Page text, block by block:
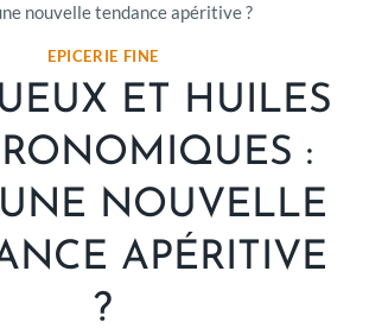
nouvelle tendance apéritive ?
EPICERIE FINE
ET HUILES
:
NOUVELLE
APÉRITIVE
?